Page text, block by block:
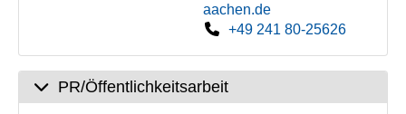
aachen.de
+49 241 80-25626
PR/Öffentlichkeitsarbeit